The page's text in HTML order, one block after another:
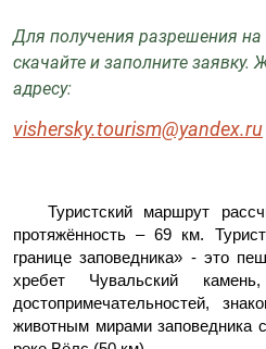
Для получения разрешения
скачайте и заполните
адресу:
vishersky.tourism@yandex.ru
Туристский маршрут
протяжённость – 69 км.
границе заповедника» - это
хребет Чувальский
достопримечательностей,
животным мирами заповедника